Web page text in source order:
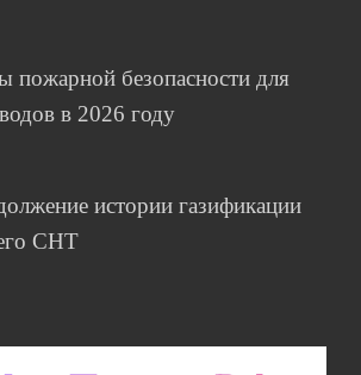
пожарной безопасности для
в 2026 году
истории газификации
СНТ